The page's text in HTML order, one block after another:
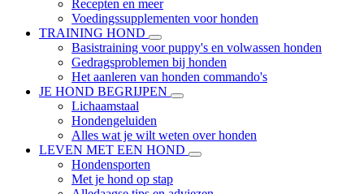
Recepten en meer
Voedingssupplementen voor honden
TRAINING HOND
Basistraining voor puppy's en volwassen honden
Gedragsproblemen bij honden
Het aanleren van honden commando's
JE HOND BEGRIJPEN
Lichaamstaal
Hondengeluiden
Alles wat je wilt weten over honden
LEVEN MET EEN HOND
Hondensporten
Met je hond op stap